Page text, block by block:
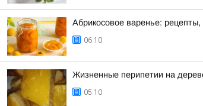
Абрикосовое варенье:
06:10
Жизненные перипетии на
05:10